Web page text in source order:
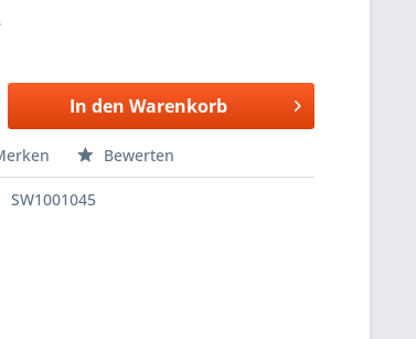
In den Warenkorb
Bewerten
SW1001045